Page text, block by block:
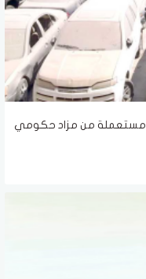
مستعملة من مزاد حكومي